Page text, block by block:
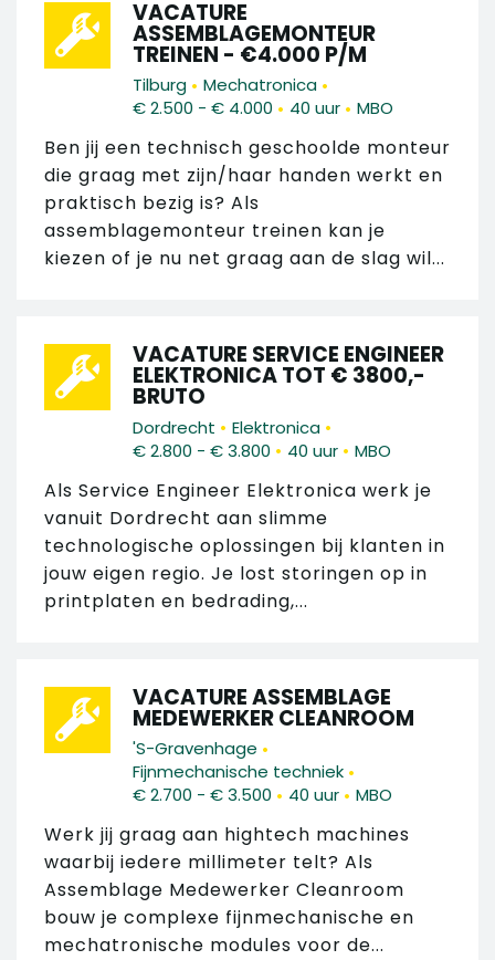
VACATURE
ASSEMBLAGEMONTEUR
TREINEN - €4.000 P/M
Tilburg • Mechatronica •
€ 2.500 - € 4.000 • 40 uur • MBO
Ben jij een technisch geschoolde monteur
die graag met zijn/haar handen werkt en
praktisch bezig is? Als
assemblagemonteur treinen kan je
kiezen of je nu net graag aan de slag wil...
VACATURE SERVICE ENGINEER
ELEKTRONICA TOT € 3800,-
BRUTO
Dordrecht • Elektronica •
€ 2.800 - € 3.800 • 40 uur • MBO
Als Service Engineer Elektronica werk je
vanuit Dordrecht aan slimme
technologische oplossingen bij klanten in
jouw eigen regio. Je lost storingen op in
printplaten en bedrading,...
VACATURE ASSEMBLAGE
MEDEWERKER CLEANROOM
'S-Gravenhage •
Fijnmechanische techniek •
€ 2.700 - € 3.500 • 40 uur • MBO
Werk jij graag aan hightech machines
waarbij iedere millimeter telt? Als
Assemblage Medewerker Cleanroom
bouw je complexe fijnmechanische en
mechatronische modules voor de...